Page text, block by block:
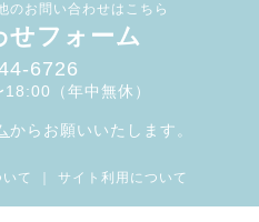
のお問い合わせはこちら
せフォーム
6726
（年中無休）
からお願いいたします。
て ｜ サイト利用について